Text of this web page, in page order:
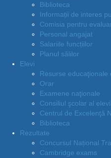
Biblioteca
Informații de interes
Comisia pentru
Personal angajat
Salariile funcțiilor
Planul sălilor
Elevi
Resurse educaţionale
Orar
Examene naţionale
Consiliul şcolar al
Centrul de Excelenţă
Biblioteca
Rezultate
Concursul Național
Cambridge exams